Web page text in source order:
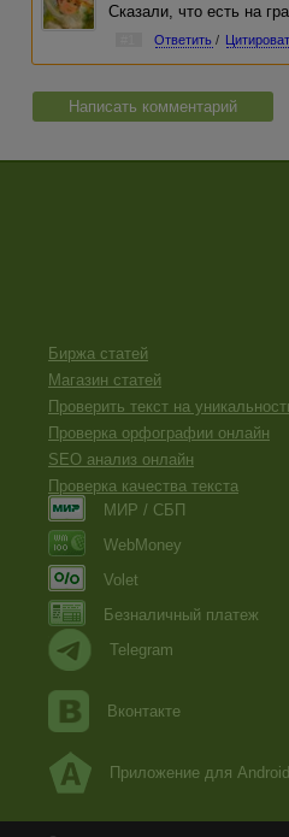
Сказали, что есть на
Ответить /
Написать комментарий
Биржа статей
Магазин статей
Проверить текст на
Проверка орфографии онлайн
SEO анализ онлайн
Проверка качества текста
МИР / СБП
WebMoney
Volet
Безналичный платеж
Telegram
Вконтакте
Приложение для Android